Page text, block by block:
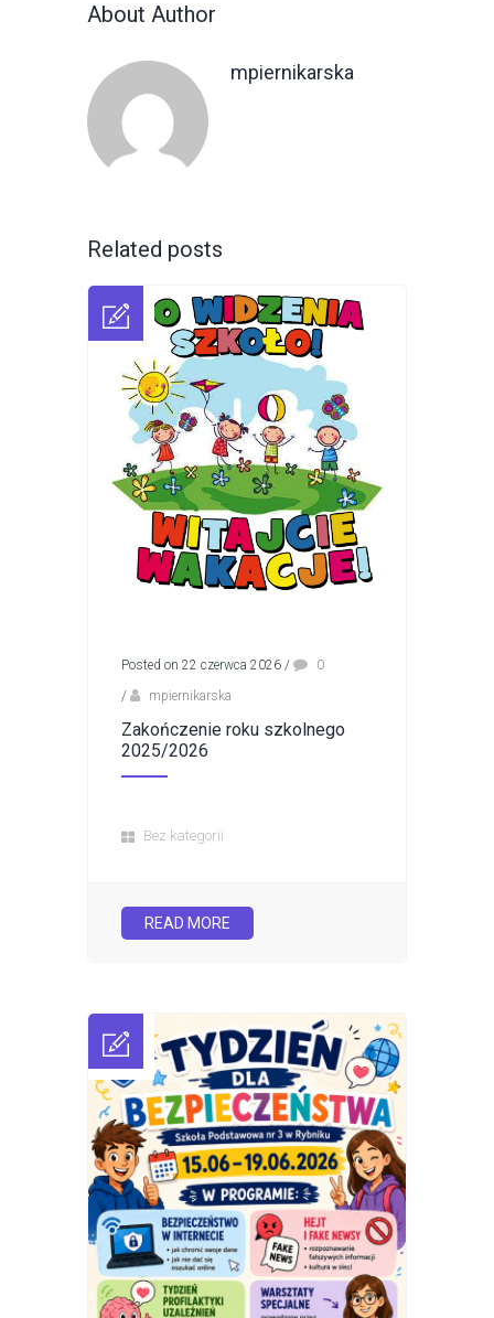
About Author
mpiernikarska
Related posts
Posted on 22 czerwca 2026 /
0
/
mpiernikarska
Zakończenie roku szkolnego
2025/2026
Bez kategorii
READ MORE